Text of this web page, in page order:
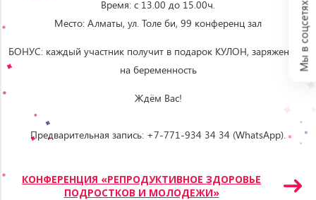
Время: с 13.00 до 15.00ч.
Место: Алматы, ул. Толе би, 99 конференц зал
БОНУС: каждый участник получит в подарок КУЛОН, заряженный
на беременность
Ждём Вас!
Предварительная запись: +7-771-934 34 34 (WhatsApp).
Навигация
КОНФЕРЕНЦИЯ «РЕПРОДУКТИВНОЕ ЗДОРОВЬЕ
ПОДРОСТКОВ И МОЛОДЕЖИ»
Мы в соцсетях: